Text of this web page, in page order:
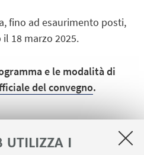
UTILIZZA I
fino ad esaurimento posti,
18 marzo 2025.
e le modalità di
del convegno.